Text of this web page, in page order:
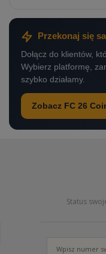
Przekonaj się
Dołącz do klientów,
Wybierz platformę,
szybko działamy.
Zobacz FC 26
Status